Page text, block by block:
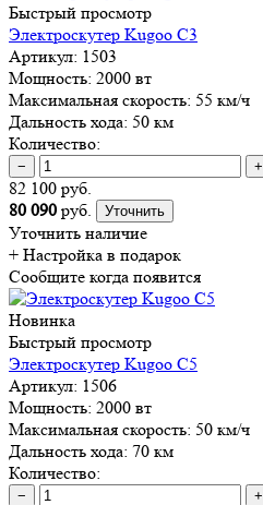
Быстрый просмотр
Электроскутер Kugoo C3
Артикул: 1503
Мощность: 2000 вт
Максимальная скорость: 55 км/ч
Дальность хода: 50 км
Количество:
− +
82 100 руб.
80 090 руб. Уточнить
Уточнить наличие
+ Настройка в подарок
Сообщите когда появится
Новинка
Быстрый просмотр
Электроскутер Kugoo C5
Артикул: 1506
Мощность: 2000 вт
Максимальная скорость: 50 км/ч
Дальность хода: 70 км
Количество:
− +